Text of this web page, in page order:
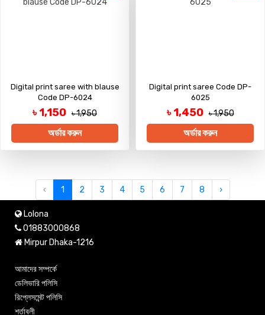
Digital print saree with blause
Code DP-6024
৳ 1,150 ৳ 1,950
অর্ডার করুন
Digital print saree Code DP-
6025
৳ 1,450 ৳ 1,950
অর্ডার করুন
‹ 1 2 3 4 5 6 7 8 ›
Lolona
01883000868
Mirpur Dhaka-1216
আমাদের সম্পর্কে
ডেলিভারি পলিসি
রিপ্লেসমেন্ট পলিসি
শর্তাবলী